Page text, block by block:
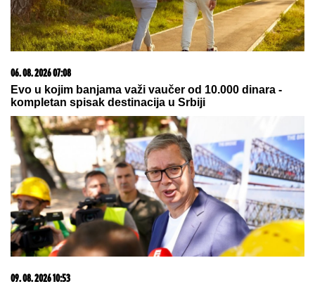
Slavni glumac SMRŠAO 90 KG, njegova
transformacija šokirala fanove - IZGLEDA
NEPREPOZNATLJIVO: Zahvaljujući ovom režimu
uspeo je da se PREPOLOVI